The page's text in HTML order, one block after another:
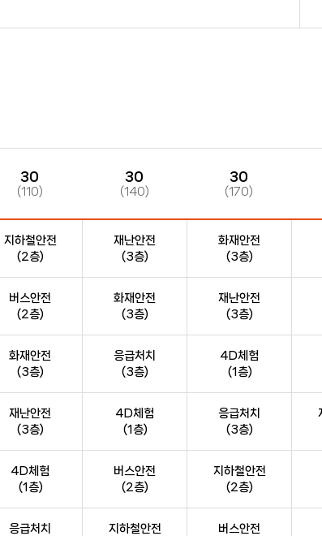
30
(110)
30
(140)
30
(170)
지하철안전
(2층)
재난안전
(3층)
화재안전
(3층)
버스안전
(2층)
화재안전
(3층)
재난안전
(3층)
화재안전
(3층)
응급처치
(3층)
4D체험
(1층)
재난안전
(3층)
4D체험
(1층)
응급처치
(3층)
4D체험
(1층)
버스안전
(2층)
지하철안전
(2층)
응급처치 지하철안전 버스안전